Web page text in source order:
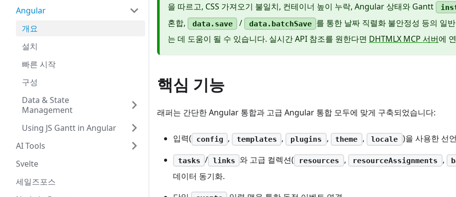
Angular
개요
설치
빠른 시작
구성
Data & State
Management
Using JS Gantt in Angular
AI Tools
Svelte
세일즈포스
을 따르고, CSS 가져오기 불일치, 컨테이너 높이 누락, Angular 상태와 Gantt
혼합,
data.save / data.batchSave 를 통한 날짜 직렬화 불안정성 등의 일
는 데 도움이 될 수 있습니다. 실시간 API 참조를 원한다면 DHTMLX MCP 서버에
핵심 기능
래퍼는 간단한 Angular 통합과 고급 Angular 통합 모두에 맞게 구축되었습니다:
입력( config , templates , plugins , theme , locale )을 사용한 선
tasks / links 와 고급 컬렉션( resources , resourceAssignments ,
데이터 동기화.